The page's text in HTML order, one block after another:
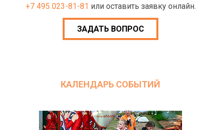
+7 495 023-81-81 или оставить заявку онлайн.
ЗАДАТЬ ВОПРОС
КАЛЕНДАРЬ СОБЫТИЙ